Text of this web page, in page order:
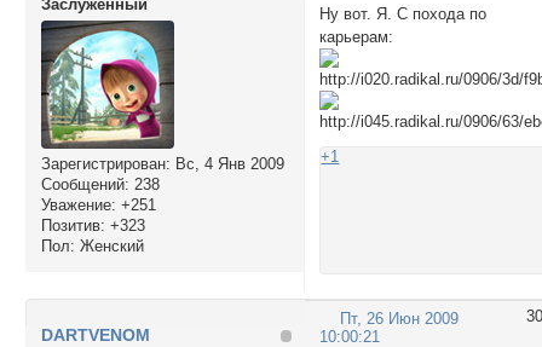
Заслуженный
Зарегистрирован: Вс, 4 Янв 2009
Сообщений: 238
Уважение: +251
Позитив: +323
Пол: Женский
Ну вот. Я. С похода по
карьерам:
+1
30
Пт, 26 Июн 2009
10:00:21
DARTVENOM